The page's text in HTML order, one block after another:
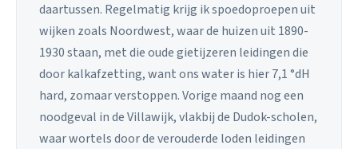
daartussen. Regelmatig krijg ik spoedoproepen uit
wijken zoals Noordwest, waar de huizen uit 1890-
1930 staan, met die oude gietijzeren leidingen die
door kalkafzetting, want ons water is hier 7,1 °dH
hard, zomaar verstoppen. Vorige maand nog een
noodgeval in de Villawijk, vlakbij de Dudok-scholen,
waar wortels door de verouderde loden leidingen